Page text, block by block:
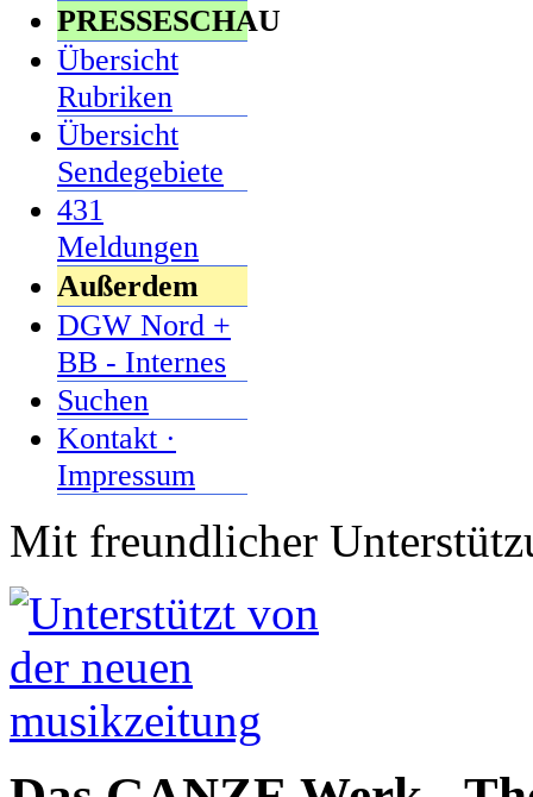
PRESSESCHAU
Übersicht
Rubriken
Übersicht
Sendegebiete
431
Meldungen
Außerdem
DGW Nord +
BB - Internes
Suchen
Kontakt ·
Impressum
Mit freundlicher